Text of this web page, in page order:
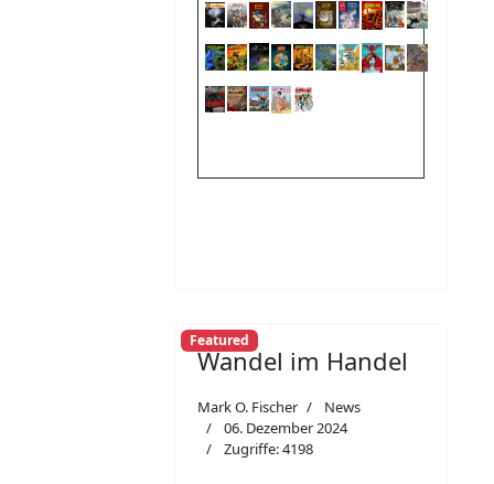
Featured
Wandel im Handel
Mark O. Fischer
News
06. Dezember 2024
Zugriffe: 4198